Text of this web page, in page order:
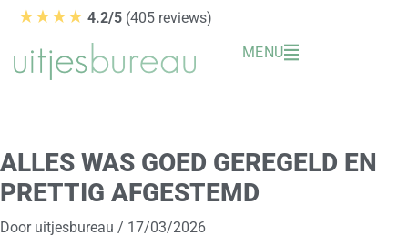
de
★★★★ 4.2/5 (405 reviews)
MENU
ALLES WAS GOED GEREGELD EN
PRETTIG AFGESTEMD
Door uitjesbureau / 17/03/2026